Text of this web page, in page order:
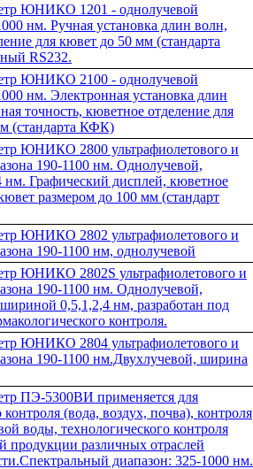
ЮНИКО 1201 - однолучевой
нм. Ручная установка длин волн,
для кювет до 50 мм (стандарта
RS232.
ЮНИКО 2100 - однолучевой
нм. Электронная установка длин
точность, кюветное отделение для
(стандарта КФК)
ЮНИКО 2800 ультрафиолетового и
190-1100 нм. Однолучевой,
Графический дисплей, кюветное
размером до 100 мм (стандарт
ЮНИКО 2802 ультрафиолетового и
190-1100 нм, однолучевой
ЮНИКО 2802S ультрафиолетового и
190-1100 нм. Однолучевой,
0,5,1,2,4 нм, разработан под
контроля.
ЮНИКО 2804 ультрафиолетового и
190-1100 нм.Двухлучевой, ширина
ПЭ-5300ВИ применяется для
контроля (вода, воздух, почва), контроля
воды, технологического контроля
продукции различных отраслей
диапазон: 325-1000 нм.